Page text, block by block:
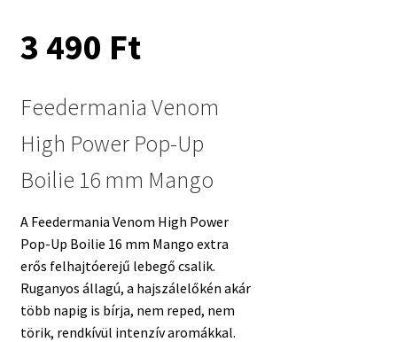
3 490 Ft
Feedermania Venom
High Power Pop-Up
Boilie 16 mm Mango
A Feedermania Venom High Power
Pop-Up Boilie 16 mm Mango extra
erős felhajtóerejű lebegő csalik.
Ruganyos állagú, a hajszálelőkén akár
több napig is bírja, nem reped, nem
törik, rendkívül intenzív aromákkal.